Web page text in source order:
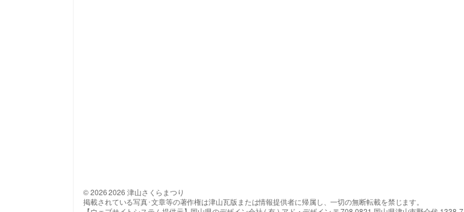
© 2026 2026 津山さくらまつり
掲載されている写真･文章等の著作権は津山瓦版または情報提供者に帰属し、一切の無断転載を禁じます。